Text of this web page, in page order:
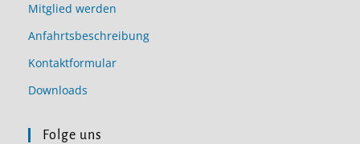
Mitglied werden
Anfahrtsbeschreibung
Kontaktformular
Downloads
Folge uns